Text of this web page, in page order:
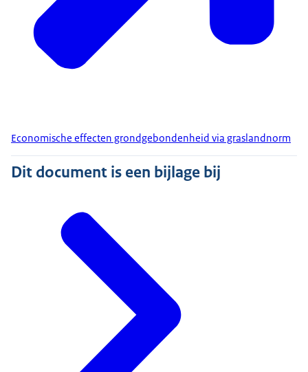
Economische effecten grondgebondenheid via graslandnorm
Dit document is een bijlage bij